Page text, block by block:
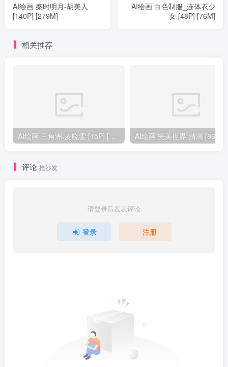
AI绘画 秦时明月-胡美人
[140P] [279M]
AI绘画 白色制服_连体衣少
女 [48P] [76M]
相关推荐
AI绘画 三角洲-麦晓雯 [15P] [57M]
评论 抢沙发
请登录后发表评论
登录 注册